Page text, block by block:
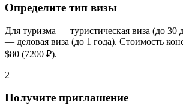
Определите тип визы
Для туризма — туристическая виза (до 30
— деловая виза (до 1 года). Стоимость
$80 (7200 ₽).
2
Получите приглашение